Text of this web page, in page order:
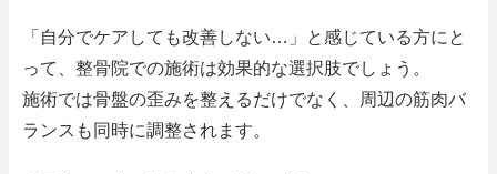
「自分でケアしても改善しない…」と感じている方にと
って、整骨院での施術は効果的な選択肢でしょう。
施術では骨盤の歪みを整えるだけでなく、周辺の筋肉バ
ランスも同時に調整されます。